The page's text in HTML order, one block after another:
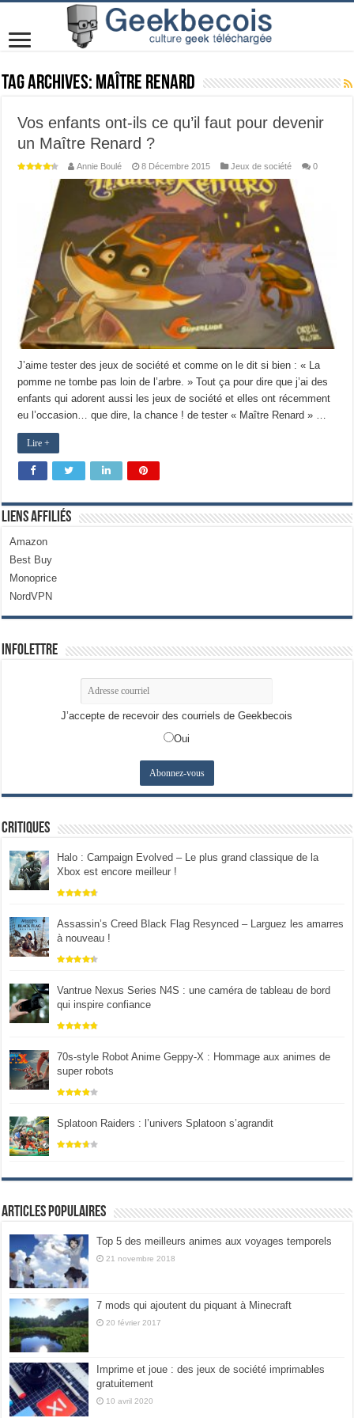
Tag Archives: maître renard
Vos enfants ont-ils ce qu’il faut pour devenir
un Maître Renard ?
Annie Boulé 8 Décembre 2015 Jeux de société 0
J’aime tester des jeux de société et comme on le dit si bien : « La
pomme ne tombe pas loin de l’arbre. » Tout ça pour dire que j’ai des
enfants qui adorent aussi les jeux de société et elles ont récemment
eu l’occasion… que dire, la chance ! de tester « Maître Renard » …
Lire +
Liens Affiliés
Amazon
Best Buy
Monoprice
NordVPN
Infolettre
J’accepte de recevoir des courriels de Geekbecois
Oui
Critiques
Halo : Campaign Evolved – Le plus grand classique de la
Xbox est encore meilleur !
Assassin’s Creed Black Flag Resynced – Larguez les amarres
à nouveau !
Vantrue Nexus Series N4S : une caméra de tableau de bord
qui inspire confiance
70s-style Robot Anime Geppy-X : Hommage aux animes de
super robots
Splatoon Raiders : l’univers Splatoon s’agrandit
Articles populaires
Top 5 des meilleurs animes aux voyages temporels
21 novembre 2018
7 mods qui ajoutent du piquant à Minecraft
20 février 2017
Imprime et joue : des jeux de société imprimables
gratuitement
10 avril 2020